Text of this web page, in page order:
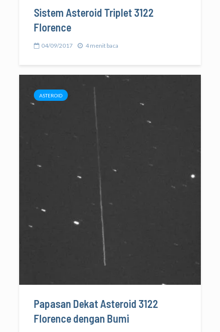
Sistem Asteroid Triplet 3122
Florence
04/09/2017 4 menit baca
ASTEROID
Papasan Dekat Asteroid 3122
Florence dengan Bumi